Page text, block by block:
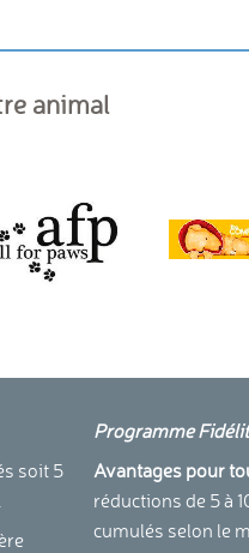
animal
soit 5
Programme
Avantages pour
réductions de 5 à
cumulés selon le